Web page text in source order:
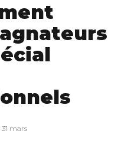
mars